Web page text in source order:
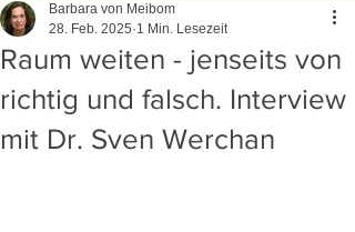
Raum weiten - jenseits von
richtig und falsch. Interview
mit Dr. Sven Werchan
Barbara von Meibom
28. Feb. 2025 1 Min. Lesezeit